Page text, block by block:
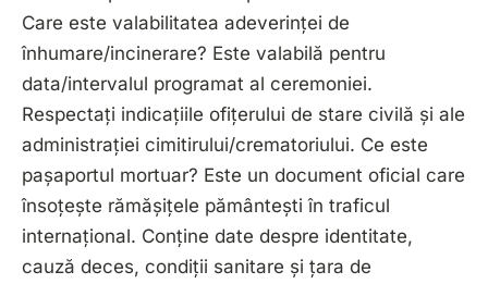
Care este valabilitatea adeverinței de
înhumare/incinerare? Este valabilă pentru
data/intervalul programat al ceremoniei.
Respectați indicațiile ofițerului de stare civilă și ale
administrației cimitirului/crematoriului. Ce este
pașaportul mortuar? Este un document oficial care
însoțește rămășițele pământești în traficul
internațional. Conține date despre identitate,
cauză deces, condiții sanitare și țara de